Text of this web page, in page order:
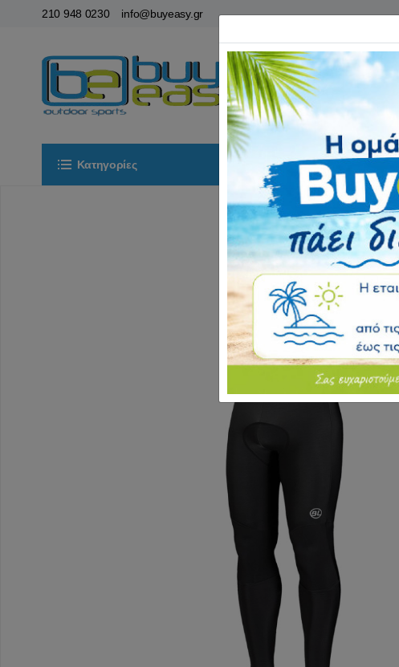
210 948 0230 info@buyeasy.gr
Κατηγορίες Αρχική